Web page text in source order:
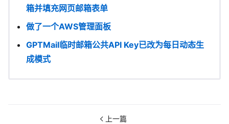
箱并填充网页邮箱表单
做了一个AWS管理面板
GPTMail临时邮箱公共API Key已改为每日动态生
成模式
上一篇